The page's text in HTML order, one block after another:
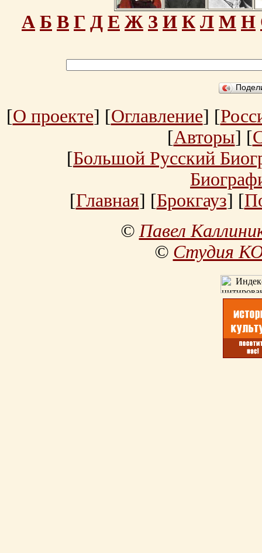
А Б В Г Д Е Ж З И К Л М Н
[О проекте] [Оглавление] [
[Авторы] [
[Большой Русский
[Главная] [Брокгауз] [
©Павел
© Студия